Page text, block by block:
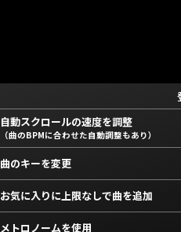
自動スクロールの速度を調整
（曲のBPMに合わせた自動調整もあり）
曲のキーを変更
お気に入りに上限なしで曲を追加
メトロノームを使用